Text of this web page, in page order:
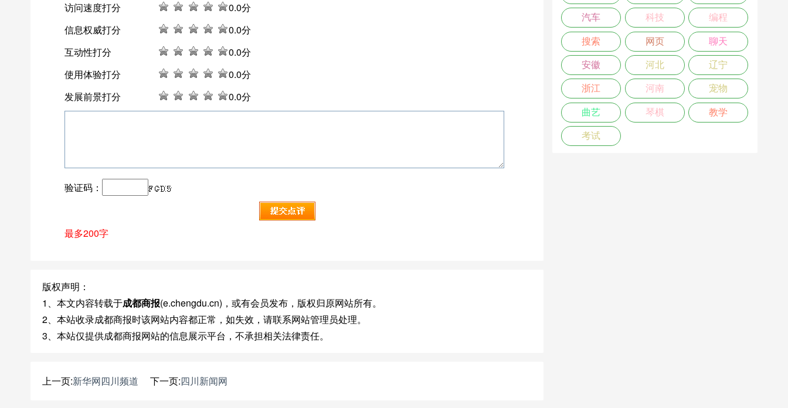
访问速度打分 0.0分
信息权威打分
0.0分
互动性打分
0.0分
使用体验打分
0.0分
发展前景打分
0.0分
验证码：
最多200字
版权声明：
1、本文内容转载于成都商报(e.chengdu.cn)，或有会员发布，版权归原网站所有。
2、本站收录成都商报时该网站内容都正常，如失效，请联系网站管理员处理。
3、本站仅提供成都商报网站的信息展示平台，不承担相关法律责任。
上一页:新华网四川频道 下一页:四川新闻网
汽车 科技 编程
搜索 网页 聊天
安徽 河北 辽宁
浙江 河南 宠物
曲艺 琴棋 教学
考试